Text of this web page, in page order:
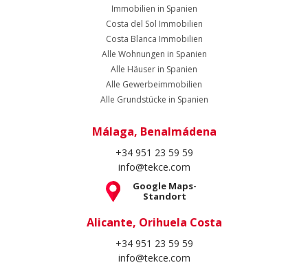
Immobilien in Spanien
Costa del Sol Immobilien
Costa Blanca Immobilien
Alle Wohnungen in Spanien
Alle Häuser in Spanien
Alle Gewerbeimmobilien
Alle Grundstücke in Spanien
Málaga, Benalmádena
+34 951 23 59 59
info@tekce.com
Google Maps-
Standort
Alicante, Orihuela Costa
+34 951 23 59 59
info@tekce.com